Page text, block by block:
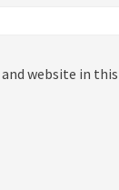
and website in